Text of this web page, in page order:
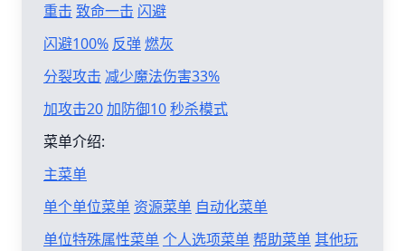
重击 致命一击 闪避
闪避100% 反弹燃灰
分裂攻击 减少魔法伤害33%
加攻击20加防御10秒杀模式
菜单介绍:
主菜单
单个单位菜单 资源菜单 自动化菜单
单位特殊属性菜单个人选项菜单帮助菜单其他玩